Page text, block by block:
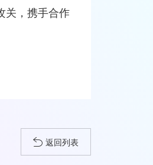
关，携手合作
返回列表